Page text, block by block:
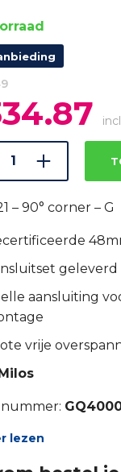
is:
– 90° corner – G
aansluiting
vrije
lezen